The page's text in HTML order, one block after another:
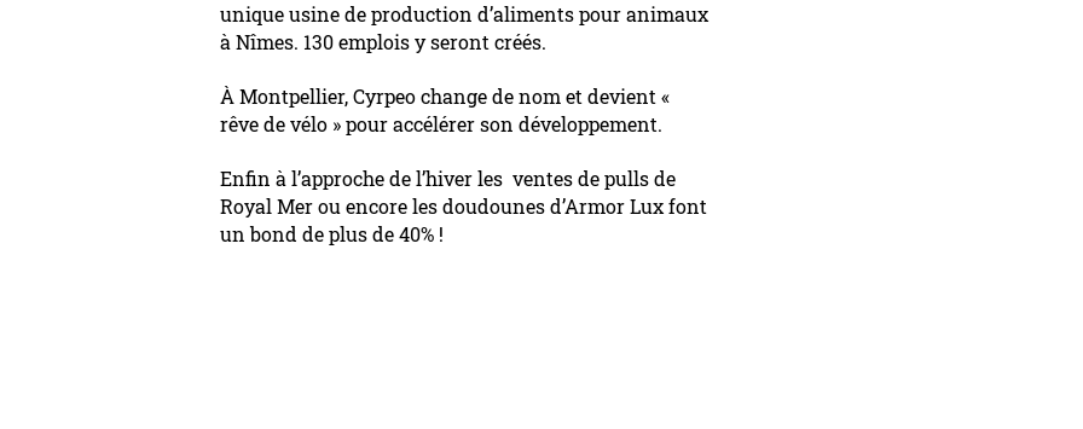
unique usine de production d’aliments pour animaux
à Nîmes. 130 emplois y seront créés.
À Montpellier, Cyrpeo change de nom et devient «
rêve de vélo » pour accélérer son développement.
Enfin à l’approche de l’hiver les ventes de pulls de
Royal Mer ou encore les doudounes d’Armor Lux font
un bond de plus de 40% !